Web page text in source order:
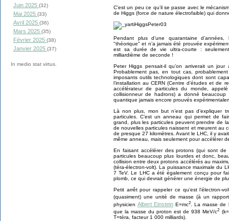
Juin 2025 (32)
Mai 2025 (33)
Avril 2025 (36)
Mars 2025 (35)
Février 2025 (38)
Janvier 2025 (37)
In medio stat virtus.
C’est un peu ce qu’il se passe avec le
de Higgs (force de nature électrofaible) qui
Pendant plus d’une quarantaine
"théorique" et n’a jamais été prouvée
est sa durée de vie ultra-courte :
milliardième de seconde !
Peter Higgs pensait-il qu’on arriverait un
Probablement pas, en tout cas,
imposants outils technologiques dont sont
l’installation au CERN (Centre d’études et de
accélérateur de particules du monde,
collisionneur de hadrons) a donné
quantique jamais encore prouvés
Là non plus, mon but n’est pas d’expliquer
particules. C’est un anneau qui permet de
grand, plus les particules peuvent prendre de
de nouvelles particules naissent et meurent au
de presque 27 kilomètres. Avant le LHC, il y
même anneau, mais seulement pour accélérer
En faisant accélérer des protons (qui sont
particules beaucoup plus lourdes et donc,
collision entre deux protons accélérés au
(téra-électron-volt). La puissance maximale du
7 TeV. Le LHC a été également conçu pour
plomb, ce qui devrait générer une énergie de
Petit arrêt pour rappeler ce qu’est l’électron-
(quasiment) une unité de masse (à un
physicienAlbert Einstein E=mc2 . La masse de
que la masse du proton est de 938 MeV/c2
T=téra, facteur 1 000 milliards).